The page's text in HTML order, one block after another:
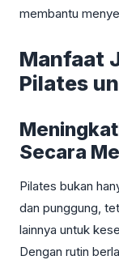
membantu
Manfaat
Pilates
Secara
Pilates bukan
dan punggung,
lainnya untuk
Dengan rutin